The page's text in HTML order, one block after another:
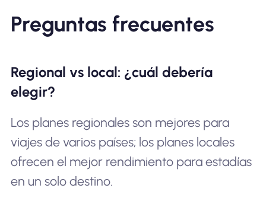
Preguntas frecuentes
Regional vs local: ¿cuál debería
elegir?
Los planes regionales son mejores para
viajes de varios países; los planes locales
ofrecen el mejor rendimiento para estadías
en un solo destino.